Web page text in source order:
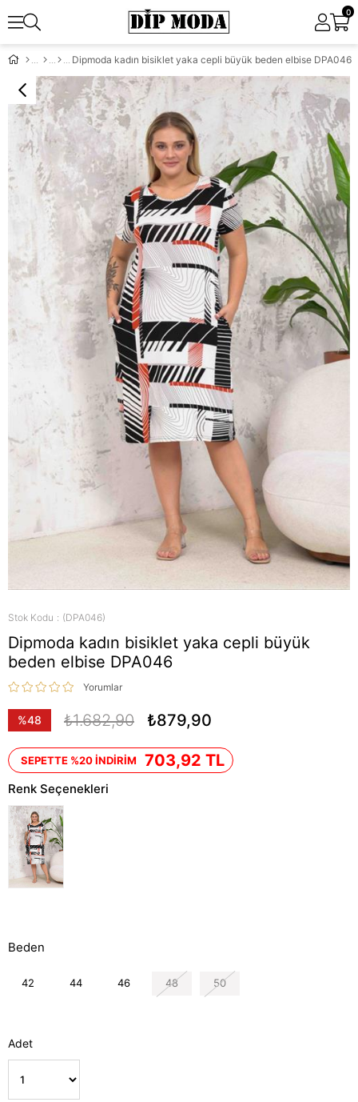
0
Dipmoda kadın bisiklet yaka cepli büyük beden elbise DPA046
Stok Kodu (DPA046)
Dipmoda kadın bisiklet yaka cepli büyük
beden elbise DPA046
Yorumlar
%48
₺1.682,90 ₺879,90
SEPETTE %20 İNDİRİM 703,92 TL
Renk Seçenekleri
Beden
42 44 46 48 50
Adet